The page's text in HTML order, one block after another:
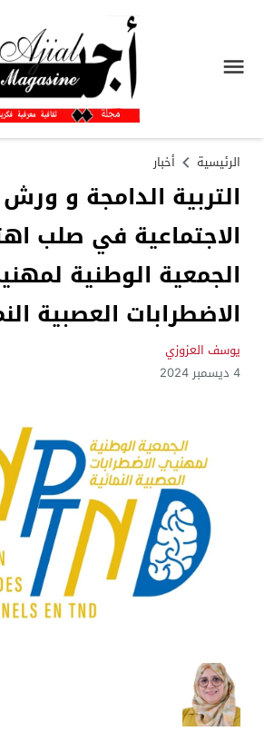
الرئيسية أخبار
التربية الدامجة و ورش
الاجتماعية في صلب
الجمعية الوطنية
الاضطرابات العصبية
يوسف العزوزي
4 ديسمبر 2024